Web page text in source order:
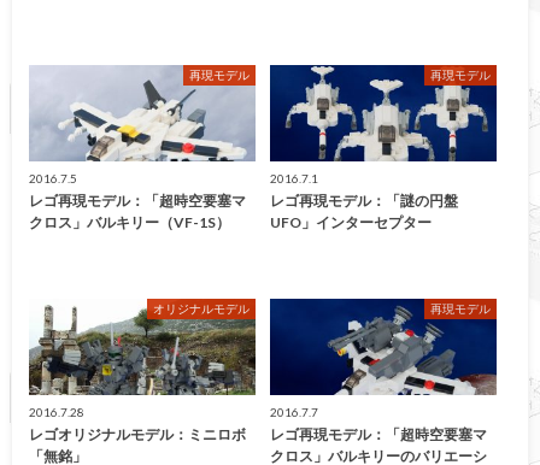
再現モデル
2016.7.5
レゴ再現モデル：「超時空要塞マ
クロス」バルキリー（VF-1S）
再現モデル
2016.7.1
レゴ再現モデル：「謎の円盤
UFO」インターセプター
オリジナルモデル
2016.7.28
レゴオリジナルモデル：ミニロボ
「無銘」
再現モデル
2016.7.7
レゴ再現モデル：「超時空要塞マ
クロス」バルキリーのバリエーシ